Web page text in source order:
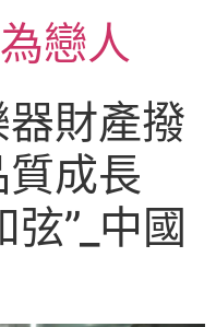
戀人
財產撥
成長
”_中國